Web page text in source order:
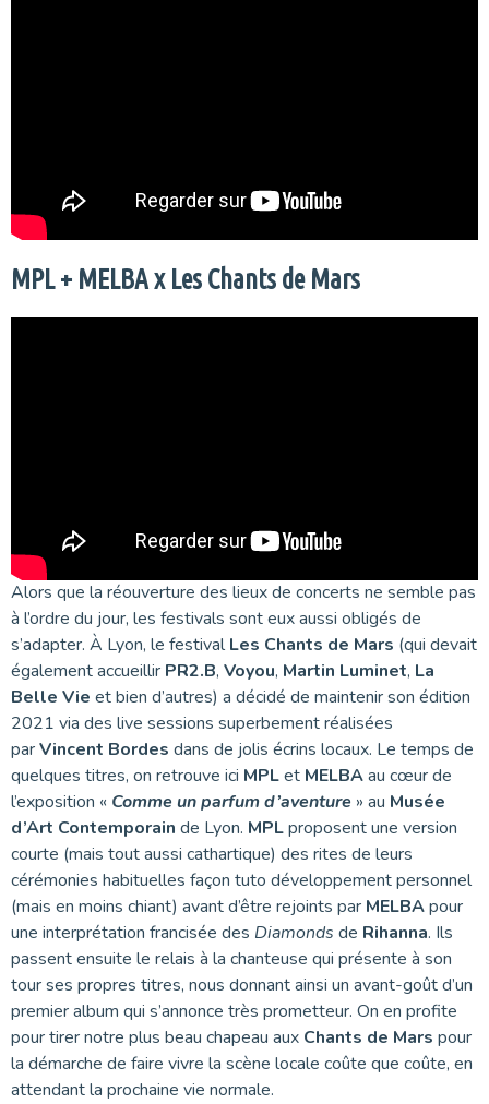
MPL + MELBA x Les Chants de Mars
Alors que la réouverture des lieux de concerts ne semble pas
à l’ordre du jour, les festivals sont eux aussi obligés de
s’adapter. À Lyon, le festivalLes Chants de Mars (qui devait
également accueillir PR2.B, Voyou, Martin Luminet, La
Belle Vie et bien d’autres) a décidé de maintenir son édition
2021 via des live sessions superbement réalisées
parVincent Bordes dans de jolis écrins locaux. Le temps de
quelques titres, on retrouve ici MPLet MELBAau cœur de
l’exposition « Comme un parfum d’aventure » au Musée
d’Art Contemporain de Lyon. MPLproposent une version
courte (mais tout aussi cathartique) des rites de leurs
cérémonies habituelles façon tuto développement personnel
(mais en moins chiant) avant d’être rejoints par MELBApour
une interprétation francisée des Diamonds de Rihanna. Ils
passent ensuite le relais à la chanteuse qui présente à son
tour ses propres titres, nous donnant ainsi un avant-goût d’un
premier album qui s’annonce très prometteur. On en profite
pour tirer notre plus beau chapeau aux Chants de Mars pour
la démarche de faire vivre la scène locale coûte que coûte, en
attendant la prochaine vie normale.